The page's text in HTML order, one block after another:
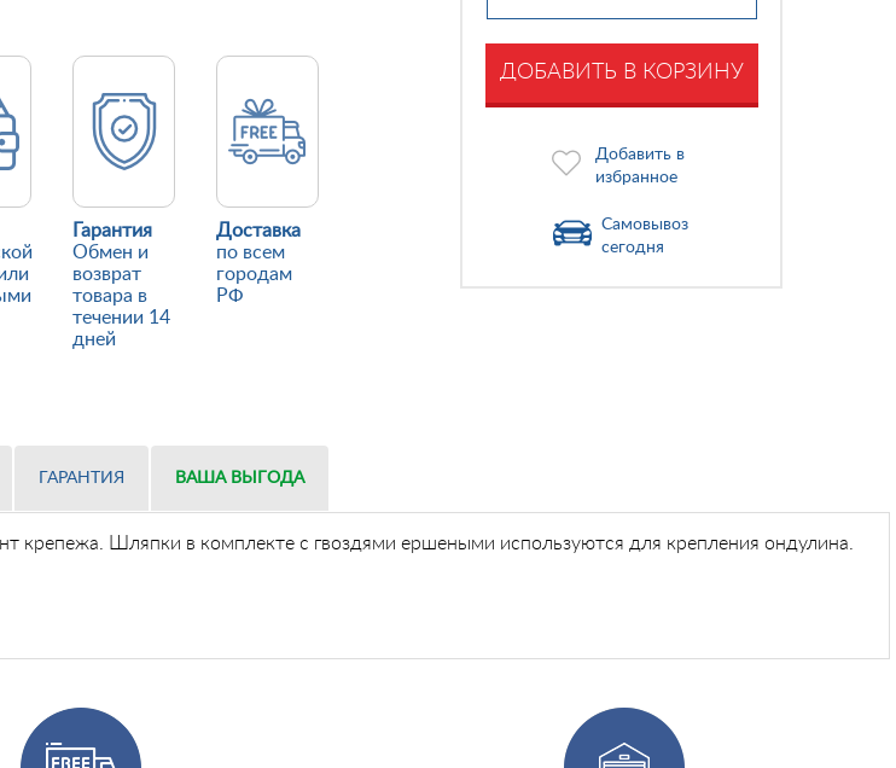
Гарантия
Обмен и
возврат
товара в
течении 14
дней
Доставка
по всем
городам
РФ
ДОБАВИТЬ В КОРЗИНУ
Добавить в
избранное
Самовывоз
сегодня
ГАРАНТИЯ ВАША ВЫГОДА
крепежа. Шляпки в комплекте с гвоздями ершеными используются для крепления ондулина.